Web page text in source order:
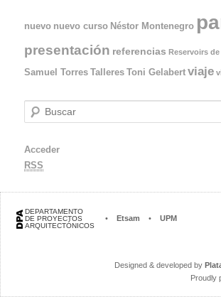
nuevo nuevo curso Néstor Montenegro
presentación referencias Reservoirs de
Samuel Torres Talleres Toni Gelabert viaje
u
c
a
Acceder
RSS
DEPARTAMENTO
DE PROYECTOS
ARQUITECTÓNICOS
• Etsam • UPM
Designed & developed by
Proudly